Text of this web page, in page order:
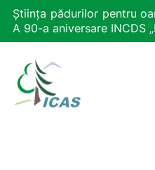
Știința pădurilor pentru
A 90-a aniversare INCDS